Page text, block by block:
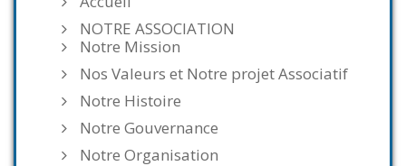
NOTRE ASSOCIATION
Notre Mission
Nos Valeurs et Notre projet Associatif
Notre Histoire
Notre Gouvernance
Notre Organisation